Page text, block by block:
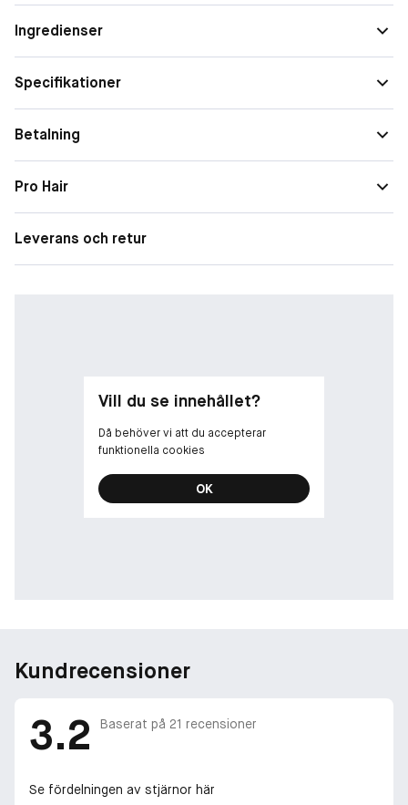
Ingredienser
Specifikationer
Betalning
Pro Hair
Leverans och retur
Vill du se innehållet?
Då behöver vi att du accepterar
funktionella cookies
OK
Kundrecensioner
3.2 Baserat på 21 recensioner
Se fördelningen av stjärnor här